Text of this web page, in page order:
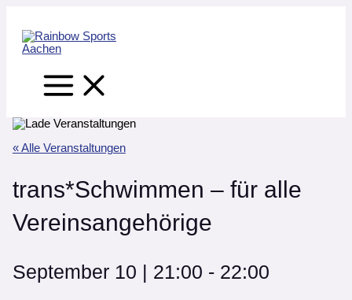
springen
« Alle Veranstaltungen
trans*Schwimmen – für alle
Vereinsangehörige
September 10 | 21:00 - 22:00